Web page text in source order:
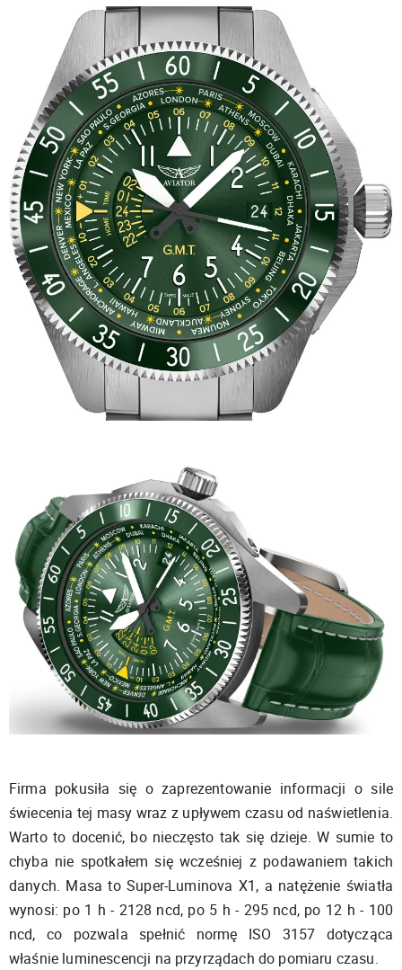
Firma pokusiła się o zaprezentowanie informacji o sile
świecenia tej masy wraz z upływem czasu od naświetlenia.
Warto to docenić, bo nieczęsto tak się dzieje. W sumie to
chyba nie spotkałem się wcześniej z podawaniem takich
danych. Masa to Super-Luminova X1, a natężenie światła
wynosi: po 1 h - 2128 ncd, po 5 h - 295 ncd, po 12 h - 100
ncd, co pozwala spełnić normę ISO 3157 dotycząca
właśnie luminescencji na przyrządach do pomiaru czasu.